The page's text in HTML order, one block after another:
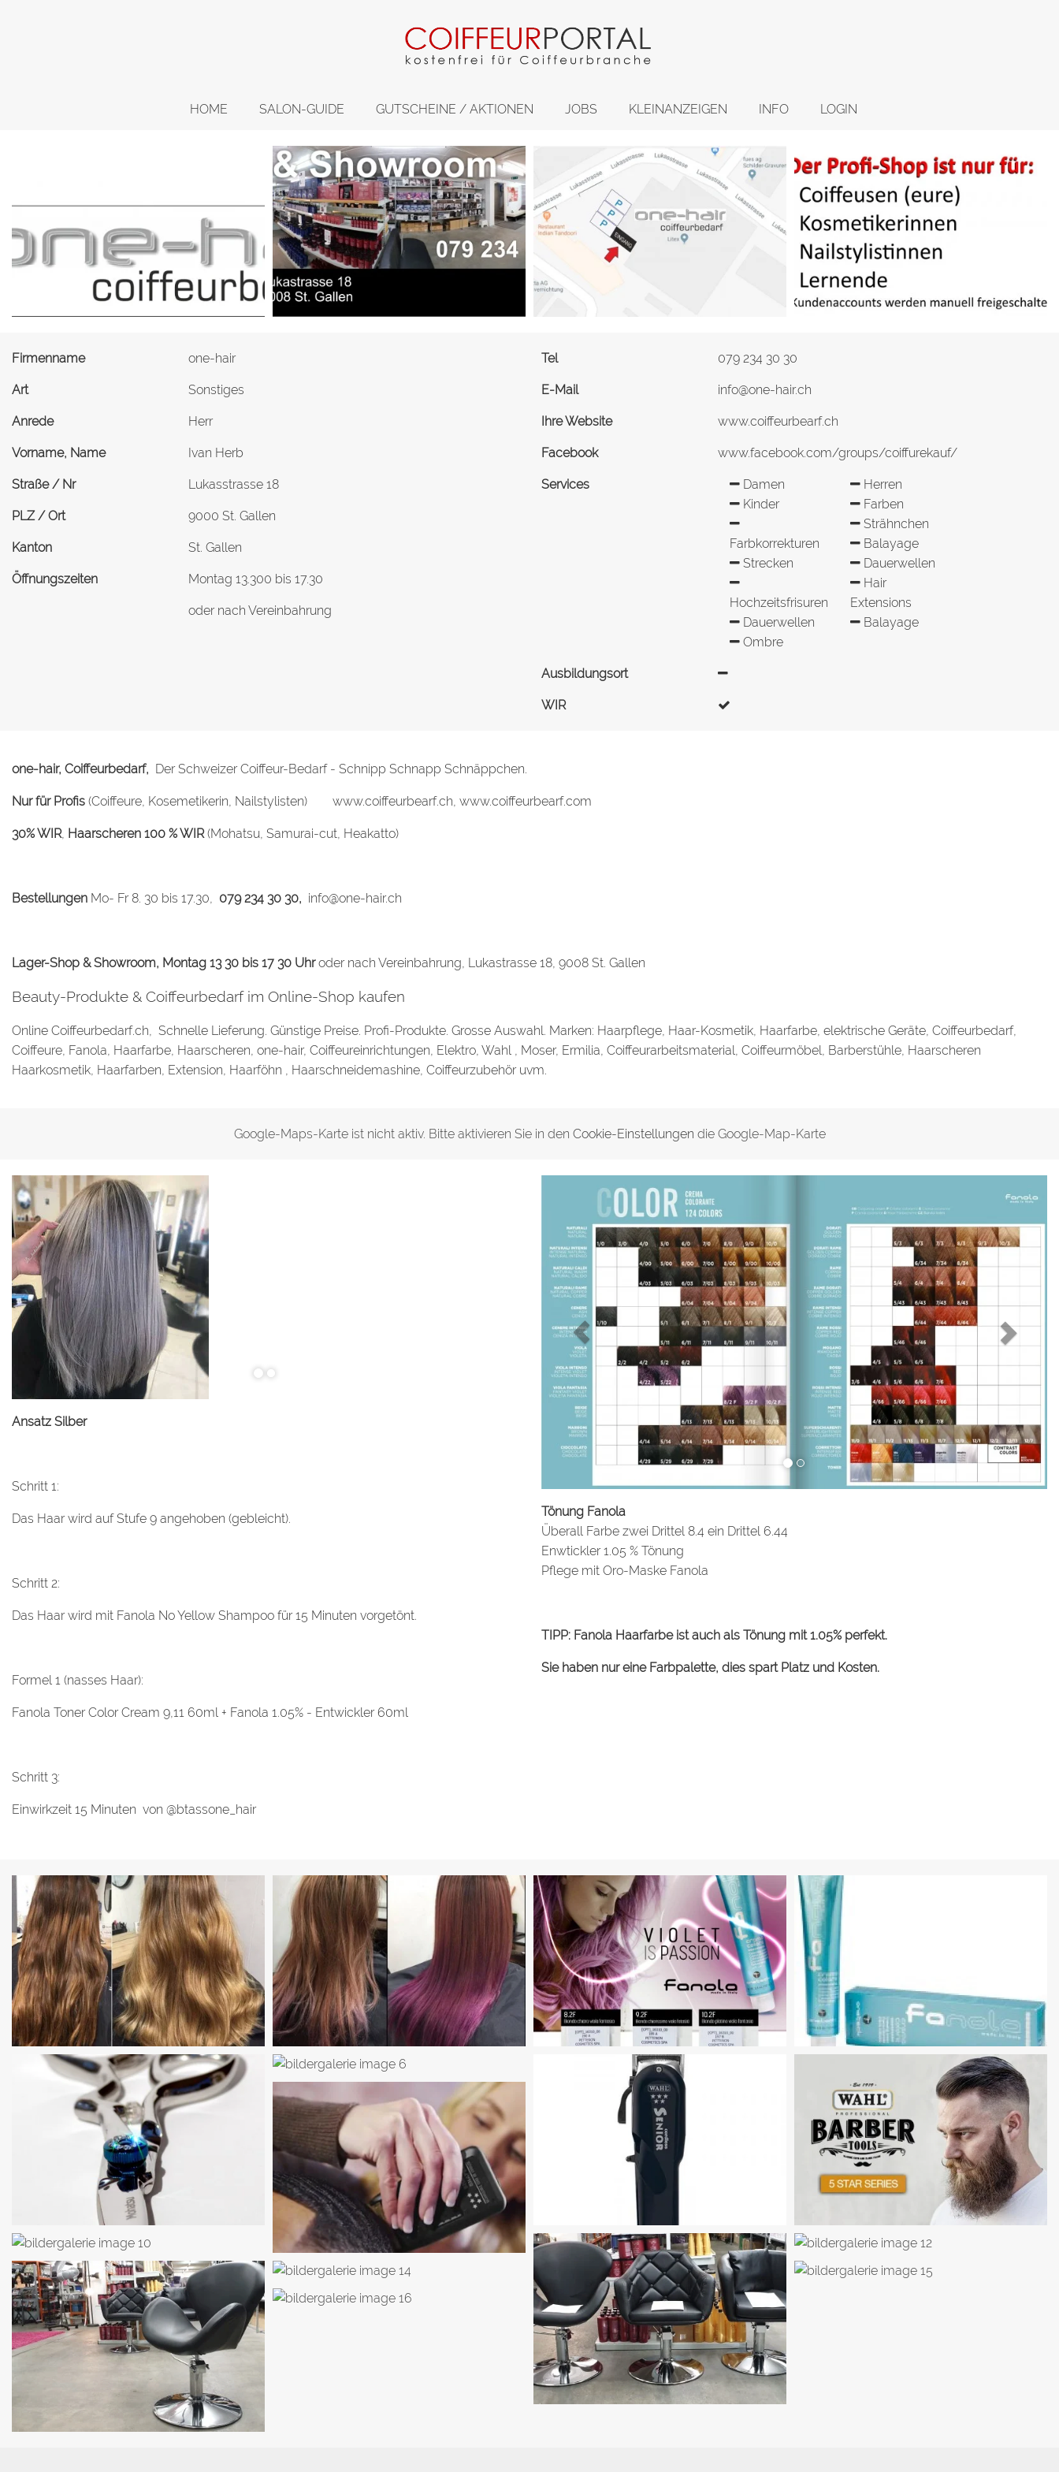
HOME SALON-GUIDE GUTSCHEINE / AKTIONEN JOBS KLEINANZEIGEN INFO LOGIN
Firmenname one-hair
Art Sonstiges
Anrede Herr
Vorname, Name Ivan Herb
Straße / Nr Lukasstrasse 18
PLZ / Ort 9000 St. Gallen
Kanton St. Gallen
Öffnungszeiten Montag 13.300 bis 17.30
oder nach Vereinbahrung
Tel 079 234 30 30
E-Mail info@one-hair.ch
Ihre Website www.coiffeurbearf.ch
Facebook www.facebook.com/groups/coiffurekauf/
Services Damen
Herren
Kinder
Farben
Farbkorrekturen
Strähnchen
Balayage
Strecken
Dauerwellen
Hochzeitsfrisuren
Hair
Extensions
Dauerwellen
Balayage
Ombre
Ausbildungsort
WIR
one-hair, Coiffeurbedarf, Der Schweizer Coiffeur-Bedarf - Schnipp Schnapp Schnäppchen.
Nur für Profis (Coiffeure, Kosemetikerin, Nailstylisten) www.coiffeurbearf.ch, www.coiffeurbearf.com
30% WIR, Haarscheren 100 % WIR(Mohatsu, Samurai-cut, Heakatto)
Bestellungen Mo- Fr 8. 30 bis 17.30, 079 234 30 30, info@one-hair.ch
Lager-Shop & Showroom, Montag 13 30 bis 17 30 Uhroder nach Vereinbahrung, Lukastrasse 18, 9008 St. Gallen
Beauty-Produkte & Coiffeurbedarf im Online-Shop kaufen
Online Coiffeurbedarf.ch, Schnelle Lieferung. Günstige Preise. Profi-Produkte. Grosse Auswahl. Marken: Haarpflege, Haar-Kosmetik, Haarfarbe, elektrische Geräte, Coiffeurbedarf,
Coiffeure, Fanola, Haarfarbe, Haarscheren, one-hair, Coiffeureinrichtungen, Elektro, Wahl , Moser, Ermilia, Coiffeurarbeitsmaterial, Coiffeurmöbel, Barberstühle, Haarscheren
Haarkosmetik, Haarfarben, Extension, Haarföhn , Haarschneidemashine, Coiffeurzubehör uvm.
Google-Maps-Karte ist nicht aktiv. Bitte aktivieren Sie in den Cookie-Einstellungen die Google-Map-Karte
Schritt 1:
Schritt 2:
Formel 1 (nasses Haar):
Schritt 3:
Tönung Fanola
Überall Farbe zwei Drittel 8.4 ein Drittel 6.44
Enwtickler 1.05 % Tönung
Pflege mit Oro-Maske Fanola
TIPP:Fanola Haarfarbe ist auch als Tönung mit 1.05% perfekt.
Sie haben nur eine Farbpalette, dies spart Platz und Kosten.